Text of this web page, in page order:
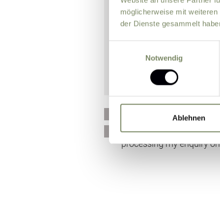
möglicherweise mit
der Dienste gesammelt
Notwendig
Ablehnen
Please send me news
I agree that the personal
processing my enquiry